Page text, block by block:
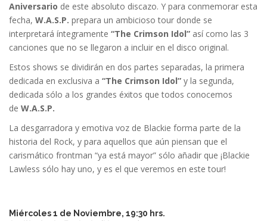
Aniversario de este absoluto discazo. Y para conmemorar esta
fecha, W.A.S.P. prepara un ambicioso tour donde se
interpretará íntegramente “The Crimson Idol” así como las 3
canciones que no se llegaron a incluir en el disco original.
Estos shows se dividirán en dos partes separadas, la primera
dedicada en exclusiva a “The Crimson Idol” y la segunda,
dedicada sólo a los grandes éxitos que todos conocemos
de W.A.S.P.
La desgarradora y emotiva voz de Blackie forma parte de la
historia del Rock, y para aquellos que aún piensan que el
carismático frontman “ya está mayor” sólo añadir que ¡Blackie
Lawless sólo hay uno, y es el que veremos en este tour!
Miércoles 1 de Noviembre, 19:30 hrs.